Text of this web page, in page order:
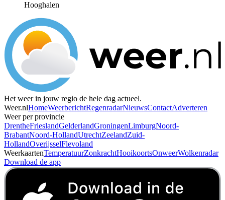
Hooghalen
Het weer in jouw regio de hele dag actueel.
Weer.nlHomeWeerberichtRegenradarNieuwsContactAdverteren
Weer per provincie
DrentheFrieslandGelderlandGroningenLimburgNoord-
BrabantNoord-HollandUtrechtZeelandZuid-
HollandOverijsselFlevoland
WeerkaartenTemperatuurZonkrachtHooikoortsOnweerWolkenradar
Download de app